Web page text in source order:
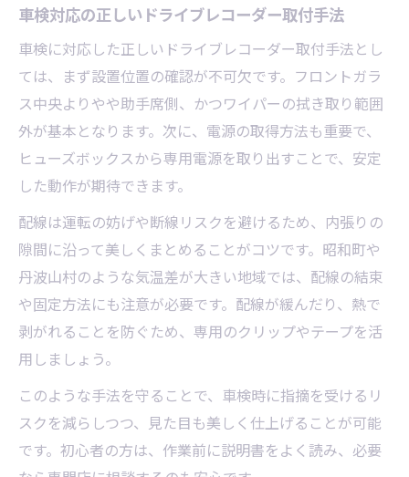
車検対応の正しいドライブレコーダー取付手法
車検に対応した正しいドライブレコーダー取付手法とし
ては、まず設置位置の確認が不可欠です。フロントガラ
ス中央よりやや助手席側、かつワイパーの拭き取り範囲
外が基本となります。次に、電源の取得方法も重要で、
ヒューズボックスから専用電源を取り出すことで、安定
した動作が期待できます。
配線は運転の妨げや断線リスクを避けるため、内張りの
隙間に沿って美しくまとめることがコツです。昭和町や
丹波山村のような気温差が大きい地域では、配線の結束
や固定方法にも注意が必要です。配線が緩んだり、熱で
剥がれることを防ぐため、専用のクリップやテープを活
用しましょう。
このような手法を守ることで、車検時に指摘を受けるリ
スクを減らしつつ、見た目も美しく仕上げることが可能
です。初心者の方は、作業前に説明書をよく読み、必要